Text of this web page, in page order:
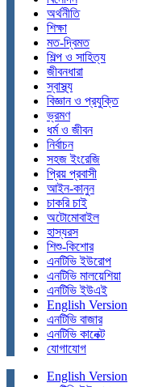
অর্থনীতি
শিক্ষা
মত-দ্বিমত
শিল্প ও সাহিত্য
জীবনধারা
স্বাস্থ্য
বিজ্ঞান ও প্রযুক্তি
ভ্রমণ
ধর্ম ও জীবন
নির্বাচন
সহজ ইংরেজি
প্রিয় প্রবাসী
আইন-কানুন
চাকরি চাই
অটোমোবাইল
হাস্যরস
শিশু-কিশোর
এনটিভি ইউরোপ
এনটিভি মালয়েশিয়া
এনটিভি ইউএই
English Version
এনটিভি বাজার
এনটিভি কানেক্ট
যোগাযোগ
English Version